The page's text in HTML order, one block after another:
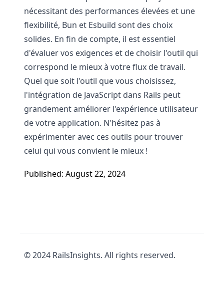
nécessitant des performances élevées et une
flexibilité, Bun et Esbuild sont des choix
solides. En fin de compte, il est essentiel
d'évaluer vos exigences et de choisir l'outil qui
correspond le mieux à votre flux de travail.
Quel que soit l'outil que vous choisissez,
l'intégration de JavaScript dans Rails peut
grandement améliorer l'expérience utilisateur
de votre application. N'hésitez pas à
expérimenter avec ces outils pour trouver
celui qui vous convient le mieux !
Published: August 22, 2024
© 2024 RailsInsights. All rights reserved.